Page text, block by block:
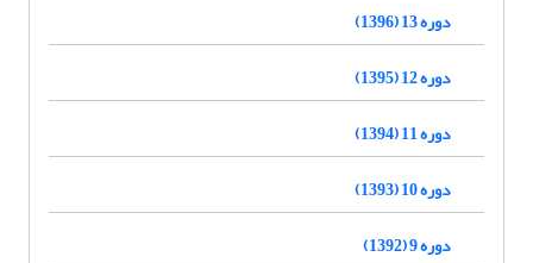
دوره 13 (1396)
دوره 12 (1395)
دوره 11 (1394)
دوره 10 (1393)
دوره 9 (1392)